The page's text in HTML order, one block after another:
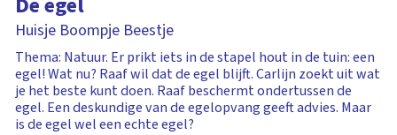
Huisje Boompje Beestje
Thema: Natuur. Er prikt iets in de stapel hout in de tuin: een
egel! Wat nu? Raaf wil dat de egel blijft. Carlijn zoekt uit wat
je het beste kunt doen. Raaf beschermt ondertussen de
egel. Een deskundige van de egelopvang geeft advies. Maar
is de egel wel een echte egel?